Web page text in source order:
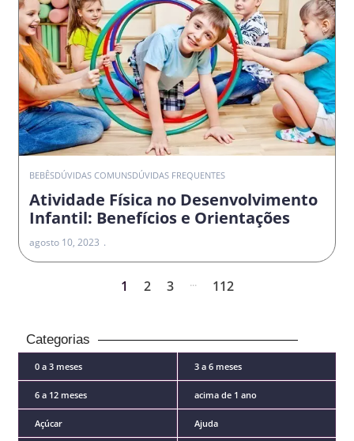
BEBÊSDÚVIDAS COMUNSDÚVIDAS FREQUENTES
Atividade Física no Desenvolvimento
Infantil: Benefícios e Orientações
agosto 10, 2023
1 2 3 ... 112
Categorias
0 a 3 meses 3 a 6 meses
6 a 12 meses acima de 1 ano
Açúcar Ajuda